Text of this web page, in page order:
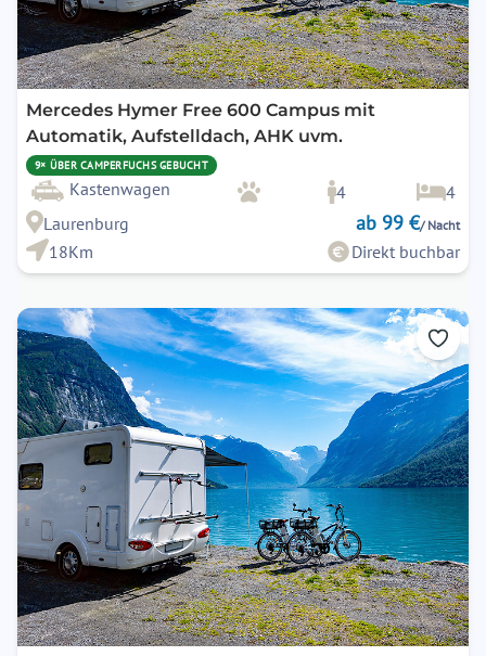
Mercedes Hymer Free 600 Campus mit
Automatik, Aufstelldach, AHK uvm.
9× ÜBER CAMPERFUCHS GEBUCHT
Kastenwagen 4
4
Laurenburg
ab 99 €/ Nacht
18Km Direkt buchbar